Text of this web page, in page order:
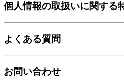
個人情報の取扱いに関する
よくある質問
お問い合わせ